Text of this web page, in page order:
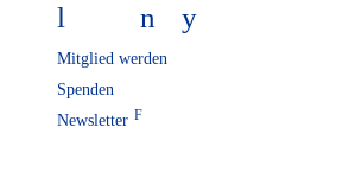
l n y
Mitglied werden
Spenden
Newsletter